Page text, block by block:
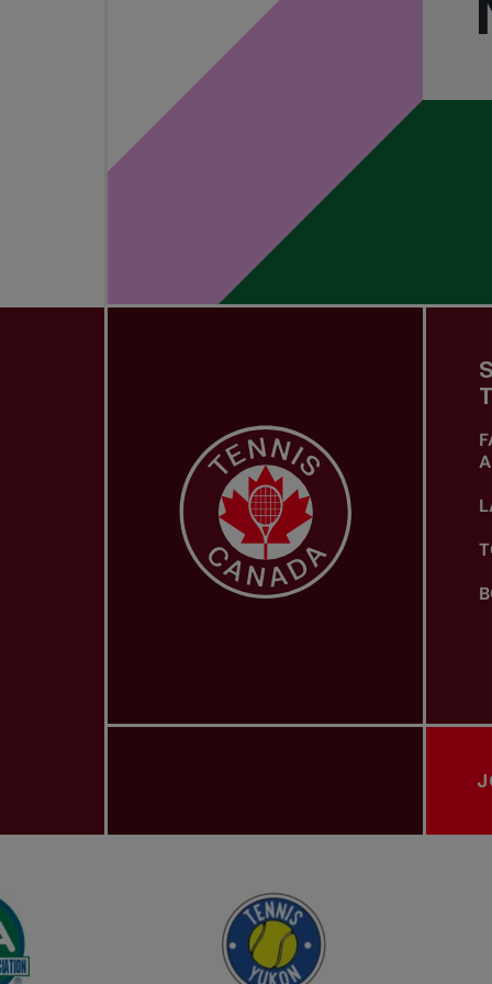
ASSOCIATIONS PROVINCIALES DE TENNIS